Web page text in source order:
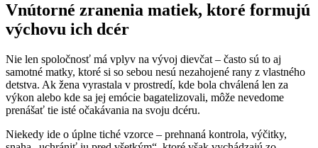
Vnútorné zranenia matiek, ktoré formujú
výchovu ich dcér
Nie len spoločnosť má vplyv na vývoj dievčat – často sú to aj
samotné matky, ktoré si so sebou nesú nezahojené rany z vlastného
detstva. Ak žena vyrastala v prostredí, kde bola chválená len za
výkon alebo kde sa jej emócie bagatelizovali, môže nevedome
prenášať tie isté očakávania na svoju dcéru.
Niekedy ide o úplne tiché vzorce – prehnaná kontrola, výčitky,